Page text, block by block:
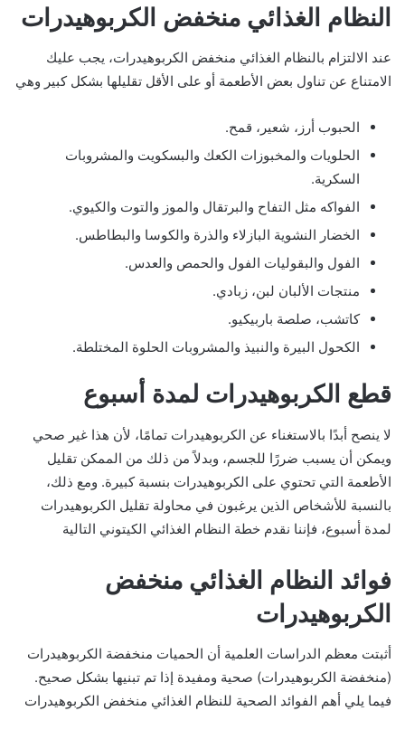
النظام الغذائي منخفض الكربوهيدرات
عند الالتزام بالنظام الغذائي منخفض الكربوهيدرات، يجب عليك
الامتناع عن تناول بعض الأطعمة أو على الأقل تقليلها بشكل كبير وهي
الحبوب أرز، شعير، قمح.
الحلويات والمخبوزات الكعك والبسكويت والمشروبات
السكرية.
الفواكه مثل التفاح والبرتقال والموز والتوت والكيوي.
الخضار النشوية البازلاء والذرة والكوسا والبطاطس.
الفول والبقوليات الفول والحمص والعدس.
منتجات الألبان لبن، زبادي.
كاتشب، صلصة باربيكيو.
الكحول البيرة والنبيذ والمشروبات الحلوة المختلطة.
قطع الكربوهيدرات لمدة أسبوع
لا ينصح أبدًا بالاستغناء عن الكربوهيدرات تمامًا، لأن هذا غير صحي
ويمكن أن يسبب ضررًا للجسم، وبدلاً من ذلك من الممكن تقليل
الأطعمة التي تحتوي على الكربوهيدرات بنسبة كبيرة. ومع ذلك،
بالنسبة للأشخاص الذين يرغبون في محاولة تقليل الكربوهيدرات
لمدة أسبوع، فإننا نقدم خطة النظام الغذائي الكيتوني التالية
فوائد النظام الغذائي منخفض
الكربوهيدرات
أثبتت معظم الدراسات العلمية أن الحميات منخفضة الكربوهيدرات
(منخفضة الكربوهيدرات) صحية ومفيدة إذا تم تبنيها بشكل صحيح.
فيما يلي أهم الفوائد الصحية للنظام الغذائي منخفض الكربوهيدرات